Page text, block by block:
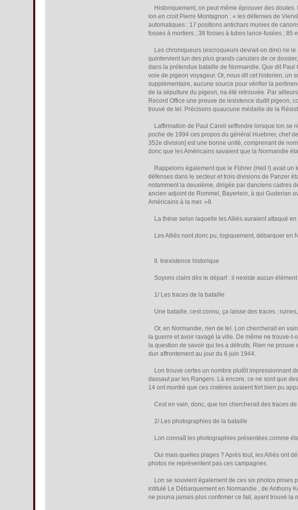
Historiquement, on peut même éprouver des
lon en croit Pierre Montagnon : « les défenses de
automatiques ; 17 positions antichars munies de
fosses à mortiers ; 38 fosses à tubes lance-fusées ;
Les chroniqueurs (escroqueurs devrait-on dire) ne le
quintervient lun des plus grands canulars de ce
dans la prétendue bataille de Normandie. Que dit
voie de pigeon voyageur. Or, nous dit cet historien, un
supplémentaire, aucune source pour vérifier la
de la sépulture du pigeon, na été retrouvée. Par
Record Office une preuve de lexistence dudit pigeon,
trouvé de tel. Précisons quaucune médaille de la
Laffirmation de Paul Carell seffondre lorsque lon
poche de 1994 ces propos du général Huebner, chef
352e division] est une bonne unité, comprenant de
donc que les Américains savaient que la Normandie
Rappelons également que le Führer (Heil !) avait un
défenses dans le secteur et trois divisions de Panzer
notamment la deuxième, dirigée par danciens cadres
ancien adjoint de Rommel, Bayerlein, à qui Guderian
Américains à la mer. »8.
La thèse selon laquelle les Alliés auraient attaqué
Les Alliés nont donc pu, logiquement, débarquer en
II. Inexistence historique
Soyons clairs dès le départ : il nexiste aucun
1/ Les traces de la bataille
Une bataille, cest connu, ça laisse des traces :
Or, en Normandie, rien de tel. Lon chercherait en
la guerre et avoir ravagé la ville. De même ne trouve-
la question de savoir qui les a détruits. Rien ne
dun affrontement au jour du 6 juin 1944.
Lon trouve certes un nombre plutôt impressionnant
dassaut par les Rangers. Là encore, ce ne sont que
14 ont montré que ces cratères avaient fort bien pu
Cest en vain, donc, que lon chercherait des traces
2/ Les photographies de la bataille
Lon connaît les photographies présentées comme
Oui mais quelles plages ? Après tout, les Alliés ont
photos ne représentent pas ces campagnes.
Lon se souvient également de ces six photos prises
intitulé Le Débarquement en Normandie , de Anthony
ne pourra jamais plus confirmer ce fait, ayant trouvé